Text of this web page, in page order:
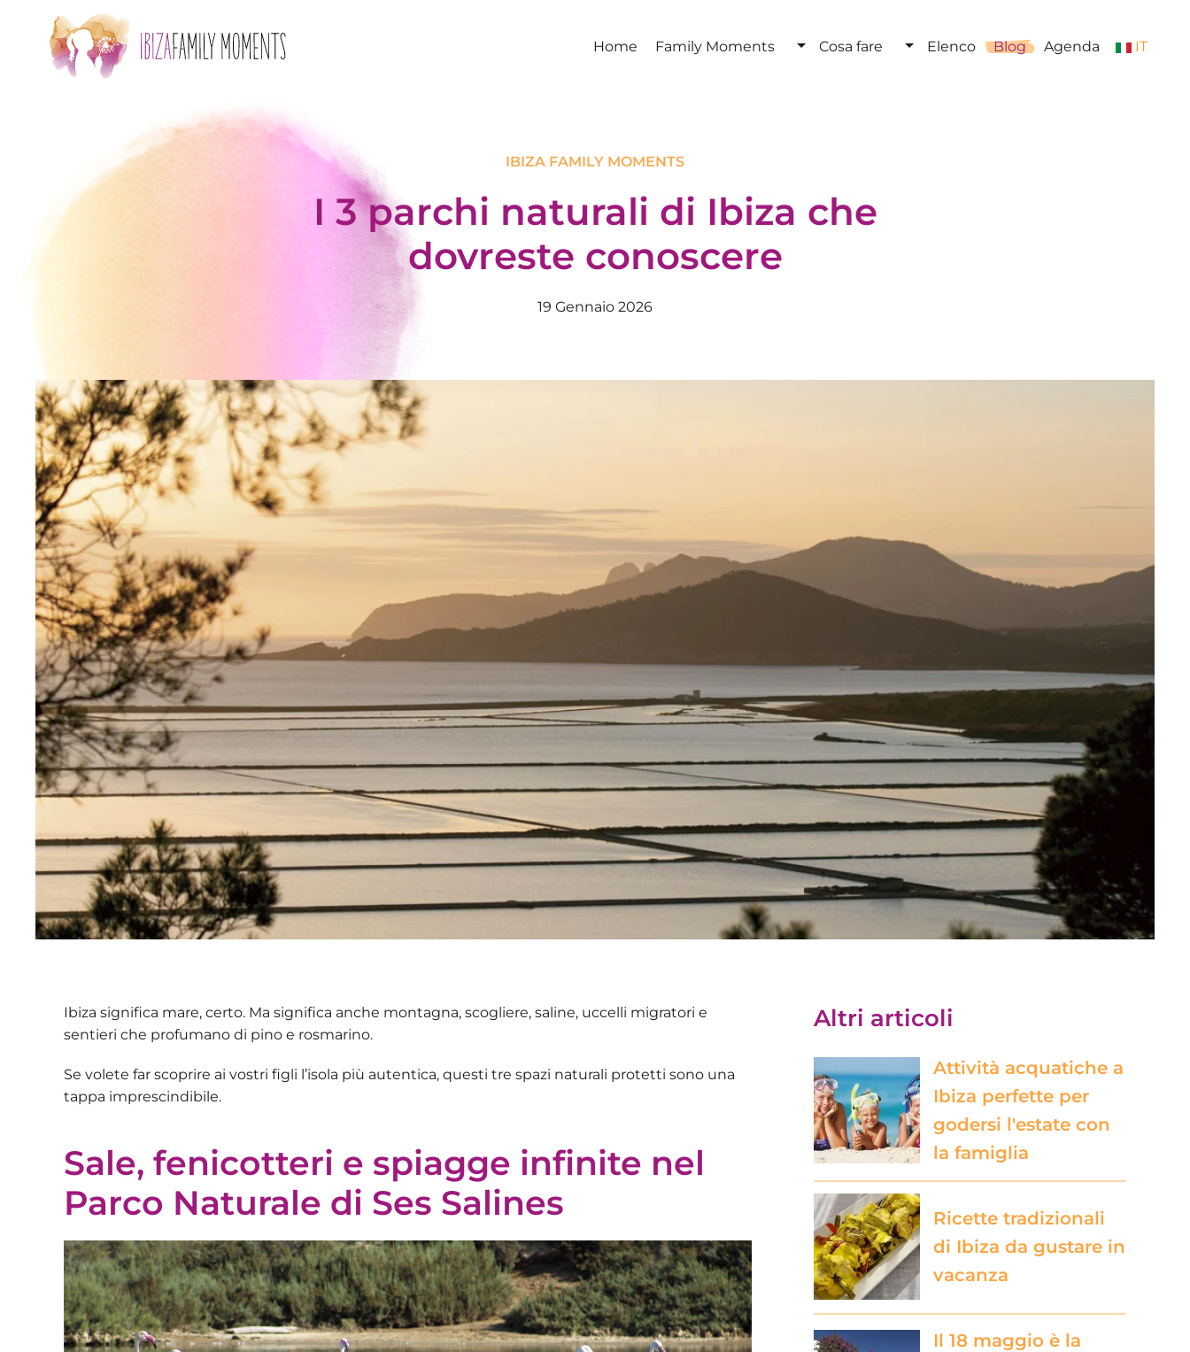
Skip to main content Home Family Moments Cosa fare Elenco Blog Agenda IT
IBIZA FAMILY MOMENTS
I 3 parchi naturali di Ibiza che
dovreste conoscere
19 Gennaio 2026
Ibiza significa mare, certo. Ma significa anche montagna, scogliere, saline, uccelli migratori e
sentieri che profumano di pino e rosmarino.
Se volete far scoprire ai vostri figli l’isola più autentica, questi tre spazi naturali protetti sono una
tappa imprescindibile.
Sale, fenicotteri e spiagge infinite nel
Parco Naturale di Ses Salines
Altri articoli
Attività acquatiche a
Ibiza perfette per
godersi l'estate con
la famiglia
Ricette tradizionali
di Ibiza da gustare in
vacanza
Il 18 maggio è la